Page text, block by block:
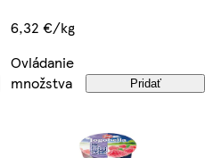
6,32 €/kg
Ovládanie
množstva
Pridať